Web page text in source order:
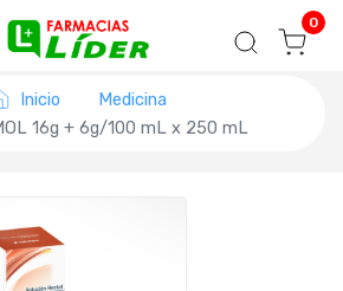
Seguir mi pedido 0
Inicio
Medicina
16g + 6g/100 mL x 250 mL